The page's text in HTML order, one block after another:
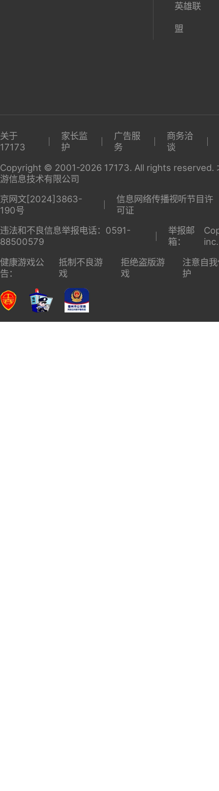
英雄联
盟
关于
17173
家长监
护
广告服
务
商务洽
谈
Copyright © 2001-2026 17173. All rights reserved.
游信息技术有限公司
京网文[2024]3863-
190号
信息网络传播视听节目许
可证
违法和不良信息举报电话：0591-
88500579
举报邮
箱：
健康游戏公
告：
抵制不良游
戏
拒绝盗版游
戏
注意自
护